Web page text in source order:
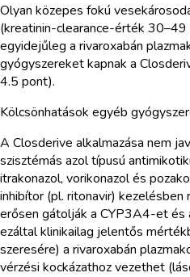
Olyan közepes fokú
(kreatinin-clearance-érték
egyidejűleg a rivaroxabán
gyógyszereket kapnak a
4.5 pont).
Kölcsönhatások egyéb
A Closderive alkalmazása nem
szisztémás azol típusú
itrakonazol, vorikonazol és
inhibítor (pl. ritonavir) kezelésben
erősen gátolják a CYP3A4-et
ezáltal klinikailag jelentős
szeresére) a rivaroxabán
vérzési kockázathoz vezethet